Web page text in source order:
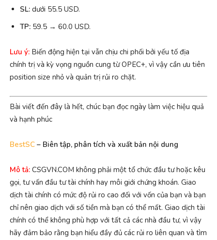
SL: dưới 55.5 USD.
TP: 59.5 → 60.0 USD.
Lưu ý: Biến động hiện tại vẫn chịu chi phối bởi yếu tố địa
chính trị và kỳ vọng nguồn cung từ OPEC+, vì vậy cần ưu tiên
position size nhỏ và quản trị rủi ro chặt.
Bài viết đến đây là hết, chúc bạn đọc ngày làm việc hiệu quả
và hạnh phúc
BestSC – Biên tập, phân tích và xuất bản nội dung
Mô tả: CSGVN.COM không phải một tổ chức đầu tư hoặc kêu
gọi, tư vấn đầu tư tài chính hay môi giới chứng khoán. Giao
dịch tài chính có mức độ rủi ro cao đối với vốn của bạn và bạn
chỉ nên giao dịch với số tiền mà bạn có thể mất. Giao dịch tài
chính có thể không phù hợp với tất cả các nhà đầu tư, vì vậy
hãy đảm bảo rằng bạn hiểu đầy đủ các rủi ro liên quan và tìm